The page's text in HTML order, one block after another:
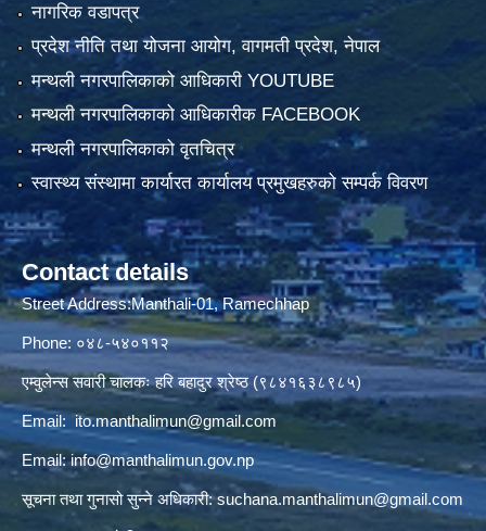
नागरिक वडापत्र
प्रदेश नीति तथा योजना आयोग, वागमती प्रदेश, नेपाल
मन्थली नगरपालिकाको आधिकारी YOUTUBE
मन्थली नगरपालिकाको आधिकारीक FACEBOOK
मन्थली नगरपालिकाको वृतचित्र
स्वास्थ्य संस्थामा कार्यारत कार्यालय प्रमुखहरुको सम्पर्क विवरण
Contact details
Street Address:Manthali-01, Ramechhap
Phone: ०४८-५४०११२
एम्वुलेन्स सवारी चालकः हरि बहादुर श्रेष्ठ (९८४१६३८९८५)
Email:ito.manthalimun@gmail.com
Email:info@manthalimun.gov.np
सूचना तथा गुनासो सुन्ने अधिकारी:suchana.manthalimun@gmail.com